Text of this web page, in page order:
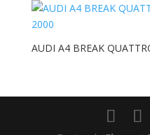
AUDI A4 BREAK